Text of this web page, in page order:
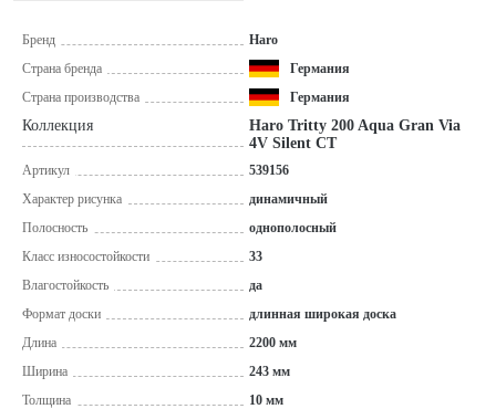
Бренд
Haro
Страна бренда
Германия
Страна производства
Германия
Коллекция
Haro Tritty 200 Aqua Gran Via
4V Silent CT
Артикул
539156
Характер рисунка
динамичный
Полосность
однополосный
Класс износостойкости
33
Влагостойкость
да
Формат доски
длинная широкая доска
Длина
2200 мм
Ширина
243 мм
Толщина
10 мм